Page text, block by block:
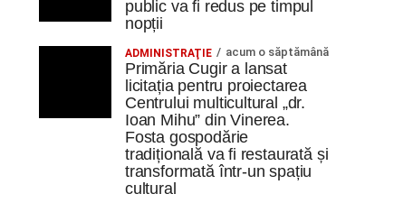
public va fi redus pe timpul
nopții
ADMINISTRAŢIE acum o săptămână
Primăria Cugir a lansat
licitația pentru proiectarea
Centrului multicultural „dr.
Ioan Mihu” din Vinerea.
Fosta gospodărie
tradițională va fi restaurată și
transformată într-un spațiu
cultural